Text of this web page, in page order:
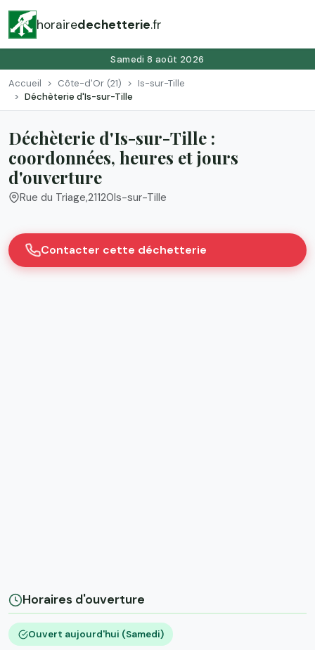
horairedechetterie.fr
Samedi 8 août 2026
Accueil Côte-d'Or (21)
Is-sur-Tille
Déchèterie d'Is-sur-Tille
Déchèterie d'Is-sur-Tille :
coordonnées, heures et jours
d'ouverture
Rue du Triage,21120Is-sur-Tille
Contacter cette déchetterie
Horaires d'ouverture
Ouvert aujourd'hui (Samedi)